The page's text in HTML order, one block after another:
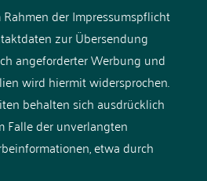
der Impressumspflicht
zur Übersendung
angeforderter Werbung und
wird hiermit widersprochen.
behalten sich ausdrücklich
Falle der unverlangten
etwa durch